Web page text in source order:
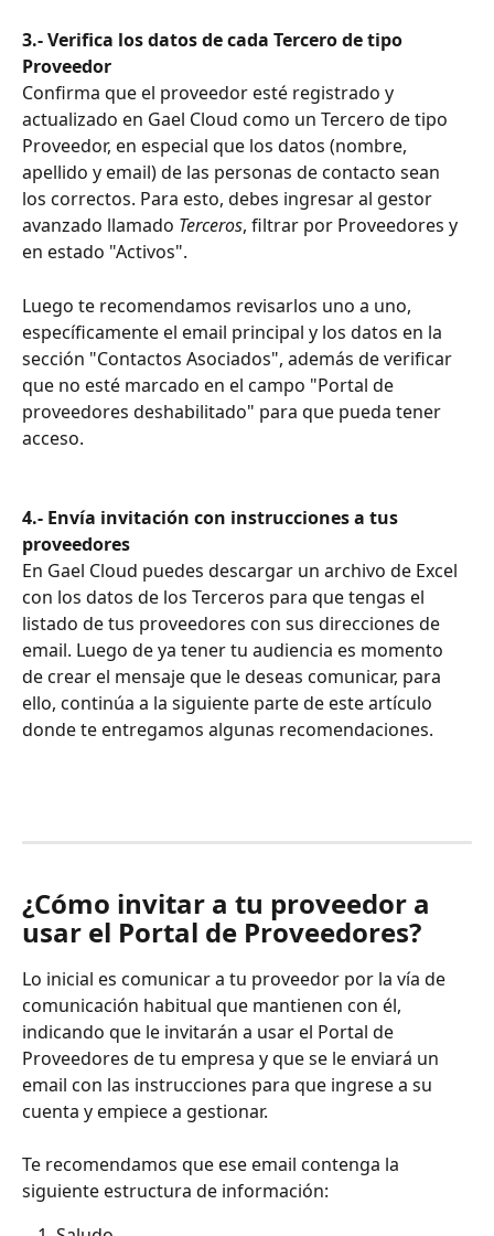
3.- Verifica los datos de cada Tercero de tipo
Proveedor
Confirma que el proveedor esté registrado y
actualizado en Gael Cloud como un Tercero de tipo
Proveedor, en especial que los datos (nombre,
apellido y email) de las personas de contacto sean
los correctos. Para esto, debes ingresar al gestor
avanzado llamado Terceros, filtrar por Proveedores y
en estado "Activos".
Luego te recomendamos revisarlos uno a uno,
específicamente el email principal y los datos en la
sección "Contactos Asociados", además de verificar
que no esté marcado en el campo "Portal de
proveedores deshabilitado" para que pueda tener
acceso.
4.- Envía invitación con instrucciones a tus
proveedores
En Gael Cloud puedes descargar un archivo de Excel
con los datos de los Terceros para que tengas el
listado de tus proveedores con sus direcciones de
email. Luego de ya tener tu audiencia es momento
de crear el mensaje que le deseas comunicar, para
ello, continúa a la siguiente parte de este artículo
donde te entregamos algunas recomendaciones.
¿Cómo invitar a tu proveedor a
usar el Portal de Proveedores?
Lo inicial es comunicar a tu proveedor por la vía de
comunicación habitual que mantienen con él,
indicando que le invitarán a usar el Portal de
Proveedores de tu empresa y que se le enviará un
email con las instrucciones para que ingrese a su
cuenta y empiece a gestionar.
Te recomendamos que ese email contenga la
siguiente estructura de información: